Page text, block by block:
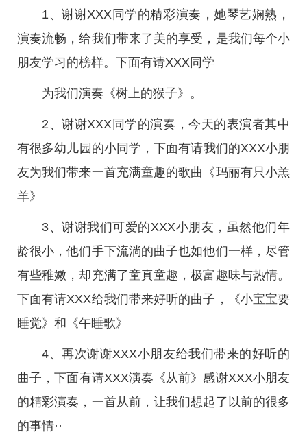
1、谢谢XXX同学的精彩演奏，她琴艺娴熟，
演奏流畅，给我们带来了美的享受，是我们每个小
朋友学习的榜样。下面有请XXX同学
为我们演奏《树上的猴子》。
2、谢谢XXX同学的演奏，今天的表演者其中
有很多幼儿园的小同学，下面有请我们的XXX小朋
友为我们带来一首充满童趣的歌曲《玛丽有只小羔
羊》
3、谢谢我们可爱的XXX小朋友，虽然他们年
龄很小，他们手下流淌的曲子也如他们一样，尽管
有些稚嫩，却充满了童真童趣，极富趣味与热情。
下面有请XXX给我们带来好听的曲子，《小宝宝要
睡觉》和《午睡歌》
4、再次谢谢XXX小朋友给我们带来的好听的
曲子，下面有请XXX演奏《从前》感谢XXX小朋友
的精彩演奏，一首从前，让我们想起了以前的很多
的事情··